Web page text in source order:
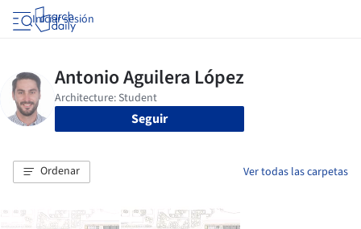
Iniciar sesión
Seguir
Ordenar Ver todas las carpetas